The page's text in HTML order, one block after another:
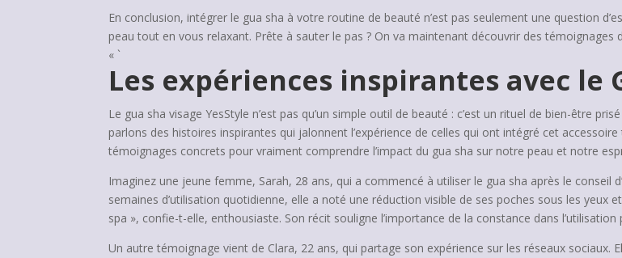
En conclusion, intégrer le gua sha à votre routine de beauté n’est pas seulement une question
peau tout en vous relaxant. Prête à sauter le pas ? On va maintenant découvrir des témoignages
« `
Les expériences inspirantes avec le
Le gua sha visage YesStyle n’est pas qu’un simple outil de beauté : c’est un rituel de bien-être
parlons des histoires inspirantes qui jalonnent l’expérience de celles qui ont intégré cet
témoignages concrets pour vraiment comprendre l’impact du gua sha sur notre peau et notre
Imaginez une jeune femme, Sarah, 28 ans, qui a commencé à utiliser le gua sha après le conseil
semaines d’utilisation quotidienne, elle a noté une réduction visible de ses poches sous les yeux
spa », confie-t-elle, enthousiaste. Son récit souligne l’importance de la constance dans
Un autre témoignage vient de Clara, 22 ans, qui partage son expérience sur les réseaux sociaux.